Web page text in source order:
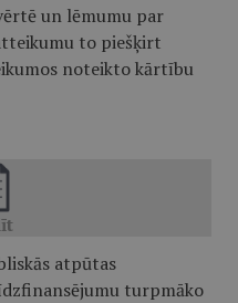
un lēmumu par
to piešķirt
noteikto kārtību
atpūtas
turpmāko